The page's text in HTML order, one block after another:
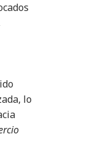
lo